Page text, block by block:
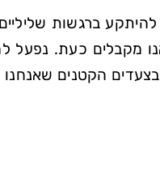
ברגשות
מקבלים כעת. נפעל
הקטנים שאנחנו